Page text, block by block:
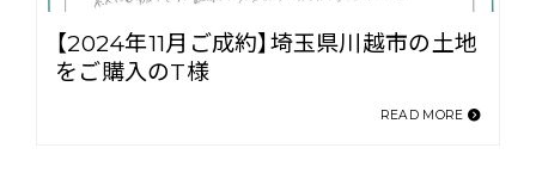
【2024年11月ご成約】埼玉県川越市の土地
をご購入のT様
READ MORE